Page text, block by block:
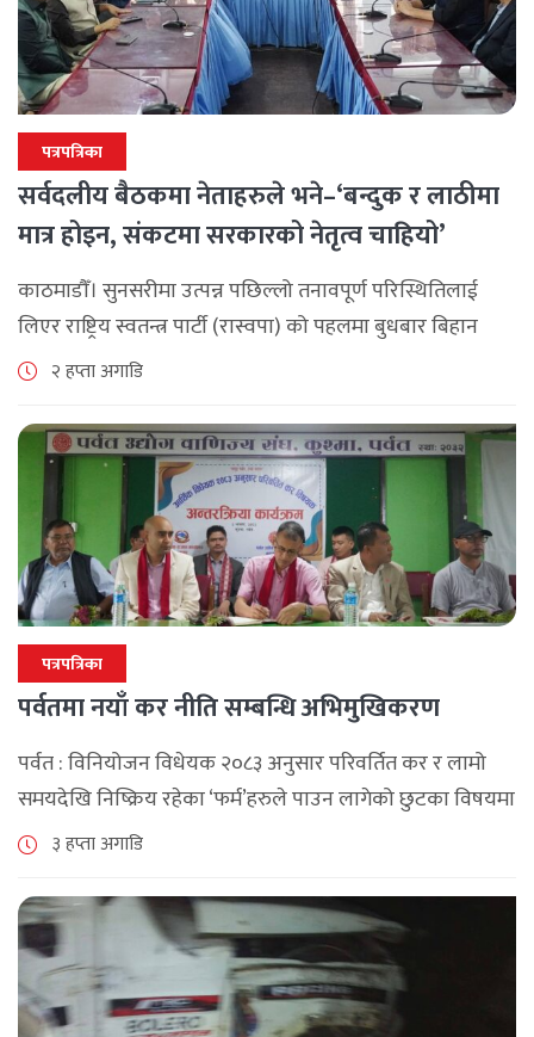
पत्रपत्रिका
सर्वदलीय बैठकमा नेताहरुले भने–‘बन्दुक र लाठीमा
मात्र होइन, संकटमा सरकारको नेतृत्व चाहियो’
काठमाडौँ। सुनसरीमा उत्पन्न पछिल्लो तनावपूर्ण परिस्थितिलाई
लिएर राष्ट्रिय स्वतन्त्र पार्टी (रास्वपा) को पहलमा बुधबार बिहान
सिंहदरबारमा सर्वदलीय बैठक जारी छ। रास्वपाका सभापति रवि
२ हप्ता अगाडि
पत्रपत्रिका
पर्वतमा नयाँ कर नीति सम्बन्धि अभिमुखिकरण
पर्वत : विनियोजन विधेयक २०८३ अनुसार परिवर्तित कर र लामो
समयदेखि निष्क्रिय रहेका ‘फर्म’हरुले पाउन लागेको छुटका विषयमा
पर्वतमा अन्तरक्रिया भएको छ , आन्तरिक राजश्व कार्यालय बागलुङ
३ हप्ता अगाडि